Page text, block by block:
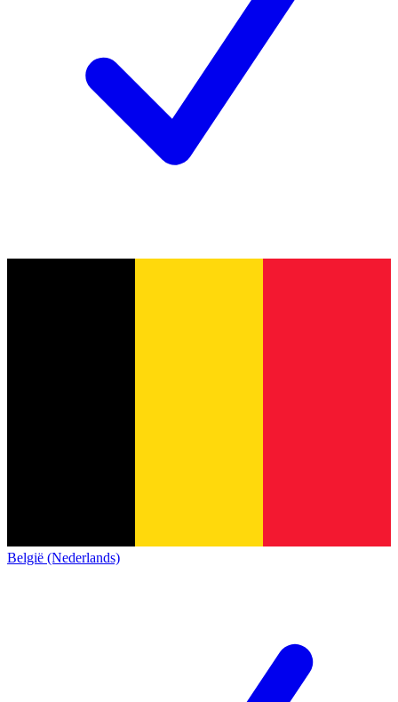
België (Nederlands)